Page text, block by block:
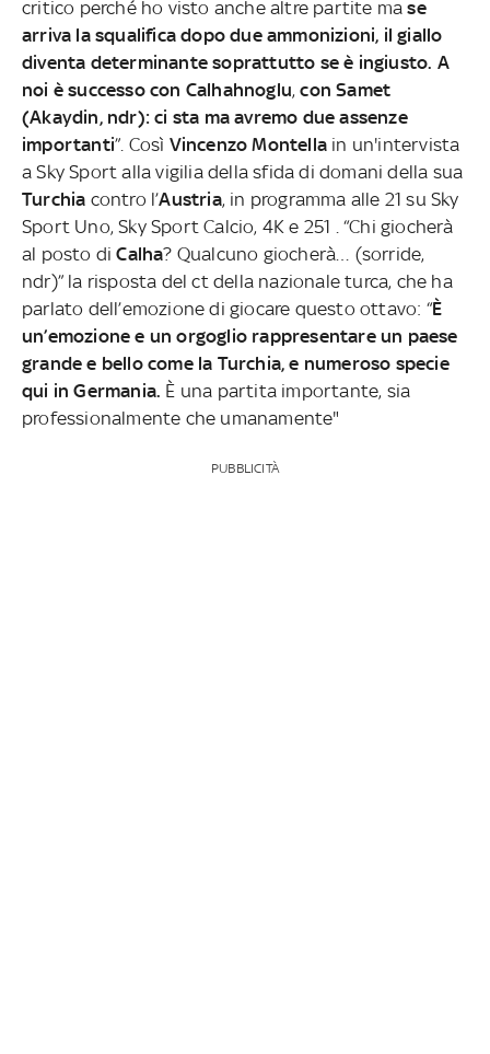
critico perché ho visto anche altre partite mase
arriva la squalifica dopo due ammonizioni, il giallo
diventa determinante soprattutto se è ingiusto. A
noi è successo con Calhahnoglu,con Samet
(Akaydin, ndr): ci sta ma avremo due assenze
importanti”. Così Vincenzo Montella in un'intervista
a Sky Sport alla vigilia della sfida di domani della sua
Turchia contro l’Austria, in programma alle 21 su Sky
Sport Uno, Sky Sport Calcio, 4K e 251
. “Chi giocherà
al posto diCalha? Qualcuno giocherà… (sorride,
ndr)” la risposta del ct della nazionale turca, che ha
parlato dell’emozione di giocare questo ottavo: “È
un’emozione e un orgoglio rappresentare un paese
grande e bello come la Turchia, e numeroso specie
qui in Germania. È una partita importante, sia
professionalmente che umanamente"
PUBBLICITÀ